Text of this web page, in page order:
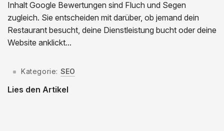
Inhalt Google Bewertungen sind Fluch und Segen
zugleich. Sie entscheiden mit darüber, ob jemand dein
Restaurant besucht, deine Dienstleistung bucht oder deine
Website anklickt...
Kategorie: SEO
Lies den Artikel